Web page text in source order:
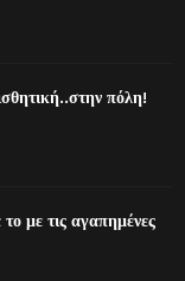
πόλη!
με τις αγαπημένες